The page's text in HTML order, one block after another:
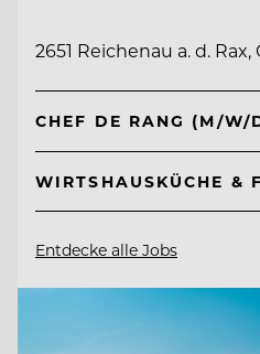
2651 Reichenau a. d.
CHEF DE RANG (M/W/
WIRTSHAUSKÜCHE &
Entdecke alle Jobs